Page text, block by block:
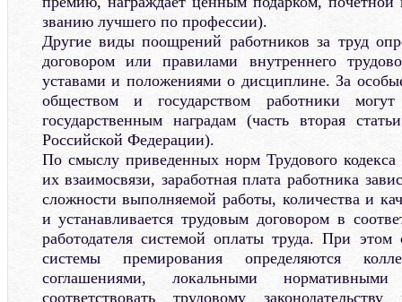
званию лучшего по профессии).
Другие виды поощрений работников за труд
договором или правилами внутреннего
уставами и положениями о дисциплине. За
обществом и государством работники
государственным наградам (часть вторая
Российской Федерации).
По смыслу приведенных норм Трудового
их взаимосвязи, заработная плата работника
сложности выполняемой работы, количества и
и устанавливается трудовым договором в
работодателя системой оплаты труда. При
системы премирования определяются
соглашениями, локальными
соответствовать трудовому